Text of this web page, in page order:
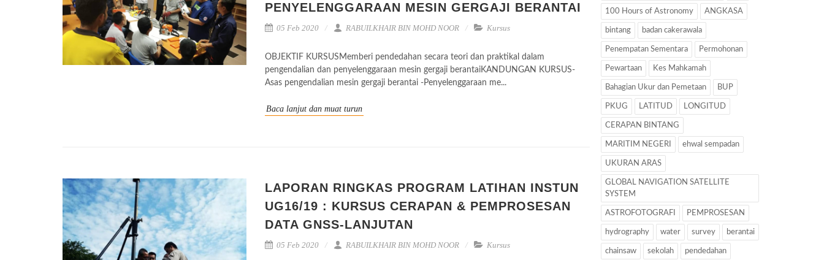
PENYELENGGARAAN MESIN GERGAJI BERANTAI
05 Feb 2020 RABUILKHAIR BIN MOHD NOOR Kursus
OBJEKTIF KURSUSMemberi pendedahan secara teori dan praktikal dalam
pengendalian dan penyelenggaraan mesin gergaji berantaiKANDUNGAN KURSUS-
Asas pengendalian mesin gergaji berantai -Penyelenggaraan me...
Baca lanjut dan muat turun
LAPORAN RINGKAS PROGRAM LATIHAN INSTUN
UG16/19 : KURSUS CERAPAN & PEMPROSESAN
DATA GNSS-LANJUTAN
05 Feb 2020 RABUILKHAIR BIN MOHD NOOR Kursus
100 Hours of Astronomy ANGKASA
bintang badan cakerawala
Penempatan Sementara Permohonan
Pewartaan Kes Mahkamah
Bahagian Ukur dan Pemetaan BUP
PKUG LATITUD LONGITUD
CERAPAN BINTANG
MARITIM NEGERI ehwal sempadan
UKURAN ARAS
GLOBAL NAVIGATION SATELLITE
SYSTEM
ASTROFOTOGRAFI PEMPROSESAN
hydrography water survey berantai
chainsaw sekolah pendedahan